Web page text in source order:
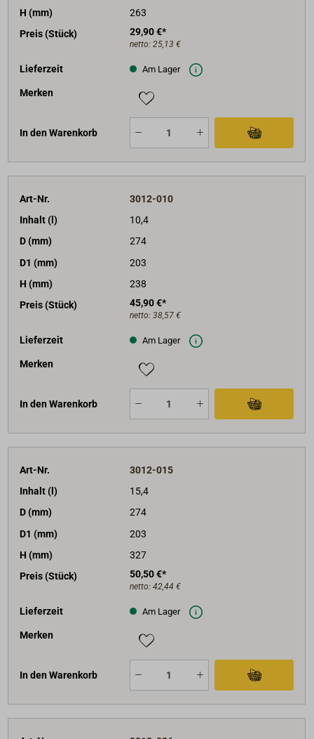
H (mm)
263
Preis (Stück)
29,90 €*
netto: 25,13 €
Lieferzeit Am Lager
Merken
In den Warenkorb
Art-Nr.
3012-010
Inhalt (l)
10,4
D (mm)
274
D1 (mm)
203
H (mm)
238
Preis (Stück)
45,90 €*
netto: 38,57 €
Lieferzeit Am Lager
Merken
In den Warenkorb
Art-Nr.
3012-015
Inhalt (l)
15,4
D (mm)
274
D1 (mm)
203
H (mm)
327
Preis (Stück)
50,50 €*
netto: 42,44 €
Lieferzeit Am Lager
Merken
In den Warenkorb